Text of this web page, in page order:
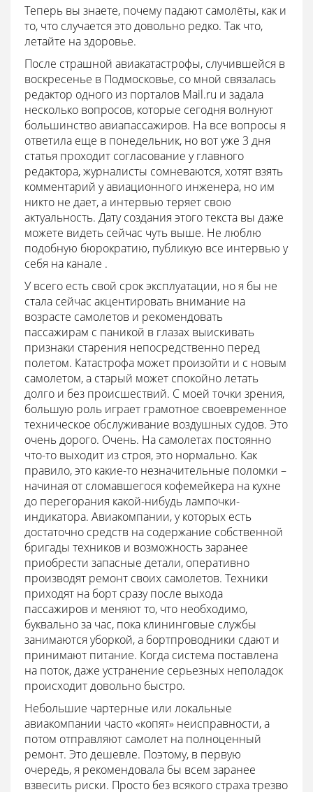
Теперь вы знаете, почему падают самолёты, как и
то, что случается это довольно редко. Так что,
летайте на здоровье.
После страшной авиакатастрофы, случившейся в
воскресенье в Подмосковье, со мной связалась
редактор одного из порталов Mail.ru и задала
несколько вопросов, которые сегодня волнуют
большинство авиапассажиров. На все вопросы я
ответила еще в понедельник, но вот уже 3 дня
статья проходит согласование у главного
редактора, журналисты сомневаются, хотят взять
комментарий у авиационного инженера, но им
никто не дает, а интервью теряет свою
актуальность. Дату создания этого текста вы даже
можете видеть сейчас чуть выше. Не люблю
подобную бюрократию, публикую все интервью у
себя на канале .
У всего есть свой срок эксплуатации, но я бы не
стала сейчас акцентировать внимание на
возрасте самолетов и рекомендовать
пассажирам с паникой в глазах выискивать
признаки старения непосредственно перед
полетом. Катастрофа может произойти и с новым
самолетом, а старый может спокойно летать
долго и без происшествий. С моей точки зрения,
большую роль играет грамотное своевременное
техническое обслуживание воздушных судов. Это
очень дорого. Очень. На самолетах постоянно
что-то выходит из строя, это нормально. Как
правило, это какие-то незначительные поломки –
начиная от сломавшегося кофемейкера на кухне
до перегорания какой-нибудь лампочки-
индикатора. Авиакомпании, у которых есть
достаточно средств на содержание собственной
бригады техников и возможность заранее
приобрести запасные детали, оперативно
производят ремонт своих самолетов. Техники
приходят на борт сразу после выхода
пассажиров и меняют то, что необходимо,
буквально за час, пока клининговые службы
занимаются уборкой, а бортпроводники сдают и
принимают питание. Когда система поставлена
на поток, даже устранение серьезных неполадок
происходит довольно быстро.
Небольшие чартерные или локальные
авиакомпании часто «копят» неисправности, а
потом отправляют самолет на полноценный
ремонт. Это дешевле. Поэтому, в первую
очередь, я рекомендовала бы всем заранее
взвесить риски. Просто без всякого страха трезво